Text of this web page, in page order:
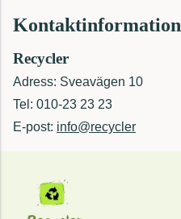
Kontaktinformation
Recycler
Adress: Sveavägen 10
Tel: 010-23 23 23
E-post: info@recycler